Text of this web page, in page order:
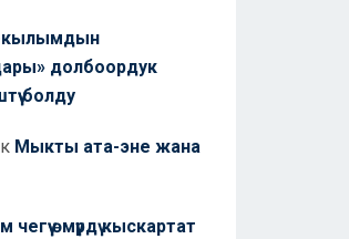
кылымдын
долбоордук
болду
к Мыкты ата-эне жана
өмүрдү кыскартат